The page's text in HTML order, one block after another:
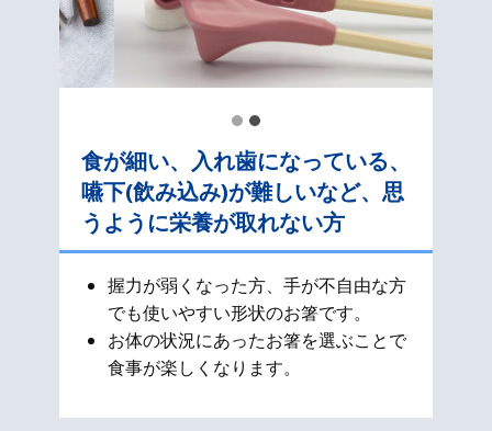
食が細い、入れ歯になっている、
嚥下(飲み込み)が難しいなど、思
うように栄養が取れない方
握力が弱くなった方、手が不自由な方
でも使いやすい形状のお箸です。
お体の状況にあったお箸を選ぶことで
食事が楽しくなります。